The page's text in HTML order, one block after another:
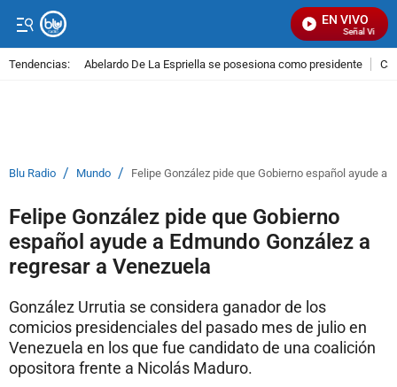
EN VIVO
Señal Visual
Tendencias: Abelardo De La Espriella se posesiona como presidente
Blu Radio / Mundo / Felipe González pide que Gobierno español ayude a
Felipe González pide que Gobierno
español ayude a Edmundo González a
regresar a Venezuela
González Urrutia se considera ganador de los
comicios presidenciales del pasado mes de julio en
Venezuela en los que fue candidato de una coalición
opositora frente a Nicolás Maduro.